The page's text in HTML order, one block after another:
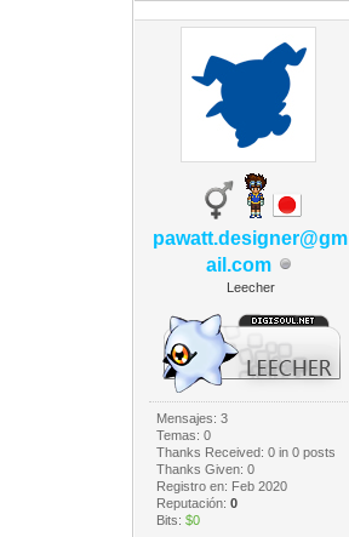
pawatt.designer@gm
ail.com
Leecher
Mensajes: 3
Temas: 0
Thanks Received: 0in 0 posts
Thanks Given: 0
Registro en: Feb 2020
Reputación: 0
Bits: $0